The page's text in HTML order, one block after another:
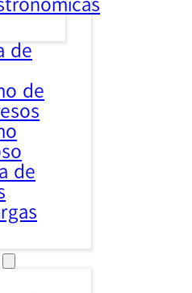
de
de
de